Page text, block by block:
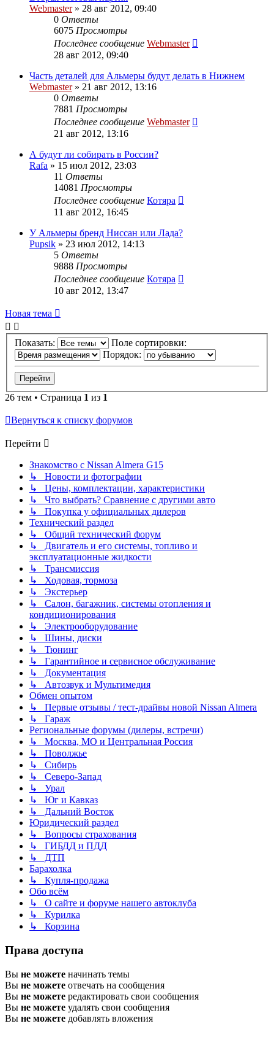
Webmaster» 28 авг 2012, 09:40
0 Ответы
6075 Просмотры
Последнее сообщение Webmaster
28 авг 2012, 09:40
Часть деталей для Альмеры будут делать в Нижнем
Webmaster» 21 авг 2012, 13:16
0 Ответы
7881 Просмотры
Последнее сообщение Webmaster
21 авг 2012, 13:16
А будут ли собирать в России?
Rafa » 15 июл 2012, 23:03
11 Ответы
14081 Просмотры
Последнее сообщение Котяра
11 авг 2012, 16:45
У Альмеры бренд Ниссан или Лада?
Pupsik » 23 июл 2012, 14:13
5 Ответы
9888 Просмотры
Последнее сообщение Котяра
10 авг 2012, 13:47
Новая тема
Показать:
Поле сортировки:
Порядок:
26 тем • Страница 1 из 1
Вернуться к списку форумов
Перейти
Знакомство с Nissan Almera G15
↳ Новости и фотографии
↳ Цены, комплектации, характеристики
↳ Что выбрать? Сравнение с другими авто
↳ Покупка у официальных дилеров
Технический раздел
↳ Общий технический форум
↳ Двигатель и его системы, топливо и
эксплуатационные жидкости
↳ Трансмиссия
↳ Ходовая, тормоза
↳ Экстерьер
↳ Салон, багажник, системы отопления и
кондиционирования
↳ Электрооборудование
↳ Шины, диски
↳ Тюнинг
↳ Гарантийное и сервисное обслуживание
↳ Документация
↳ Автозвук и Мультимедия
Обмен опытом
↳ Первые отзывы / тест-драйвы новой Nissan Almera
↳ Гараж
Региональные форумы (дилеры, встречи)
↳ Москва, МО и Центральная Россия
↳ Поволжье
↳ Сибирь
↳ Северо-Запад
↳ Урал
↳ Юг и Кавказ
↳ Дальний Восток
Юридический раздел
↳ Вопросы страхования
↳ ГИБДД и ПДД
↳ ДТП
Барахолка
↳ Купля-продажа
Обо всём
↳ О сайте и форуме нашего автоклуба
↳ Курилка
↳ Корзина
Права доступа
Вы не можете начинать темы
Вы не можете отвечать на сообщения
Вы не можете редактировать свои сообщения
Вы не можете удалять свои сообщения
Вы не можете добавлять вложения